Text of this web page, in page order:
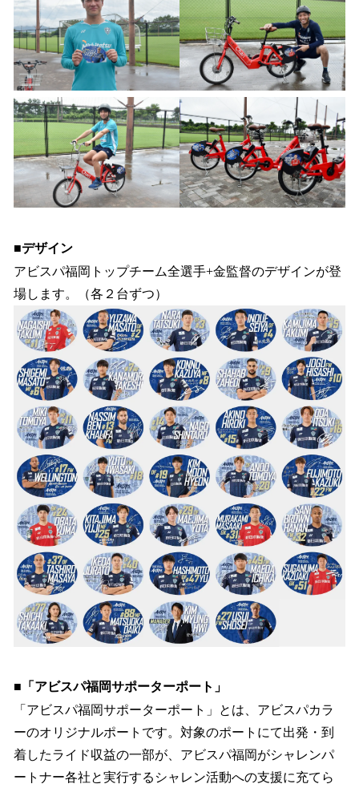
■デザイン
アビスパ福岡トップチーム全選手+金監督のデザインが登
場します。（各２台ずつ）
■「アビスパ福岡サポーターポート」
「アビスパ福岡サポーターポート」とは、アビスパカラ
ーのオリジナルポートです。対象のポートにて出発・到
着したライド収益の一部が、アビスパ福岡がシャレンパ
ートナー各社と実行するシャレン活動への支援に充てら